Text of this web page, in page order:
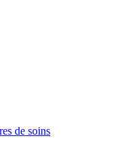
de soins